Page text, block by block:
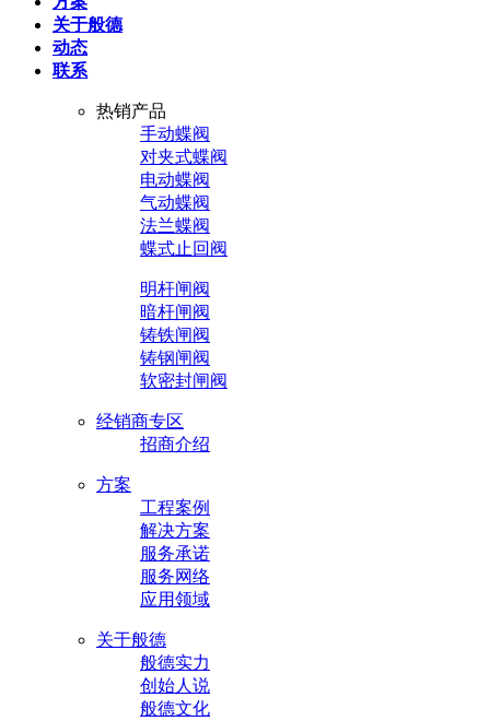
关于般德
动态
联系
热销产品
手动蝶阀
对夹式蝶阀
电动蝶阀
气动蝶阀
法兰蝶阀
蝶式止回阀
明杆闸阀
暗杆闸阀
铸铁闸阀
铸钢闸阀
软密封闸阀
经销商专区
招商介绍
方案
工程案例
解决方案
服务承诺
服务网络
应用领域
关于般德
般德实力
创始人说
般德文化